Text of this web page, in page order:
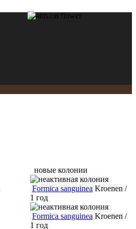
новые колонии
Formica sanguinea Kroenen /
1 год
Formica sanguinea Kroenen /
1 год